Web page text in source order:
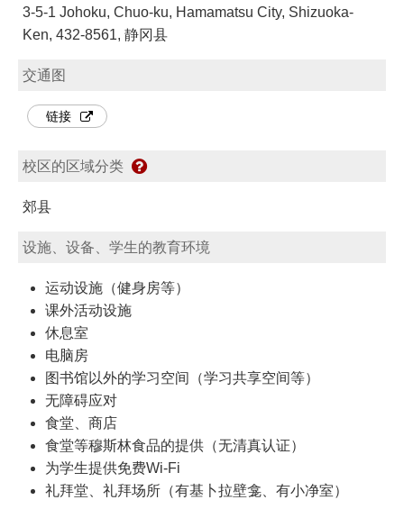
3-5-1 Johoku, Chuo-ku, Hamamatsu City, Shizuoka-
Ken, 432-8561, 静冈县
交通图
链接
校区的区域分类
郊县
设施、设备、学生的教育环境
运动设施（健身房等）
课外活动设施
休息室
电脑房
图书馆以外的学习空间（学习共享空间等）
无障碍应对
食堂、商店
食堂等穆斯林食品的提供（无清真认证）
为学生提供免费Wi-Fi
礼拜堂、礼拜场所（有基卜拉壁龛、有小净室）